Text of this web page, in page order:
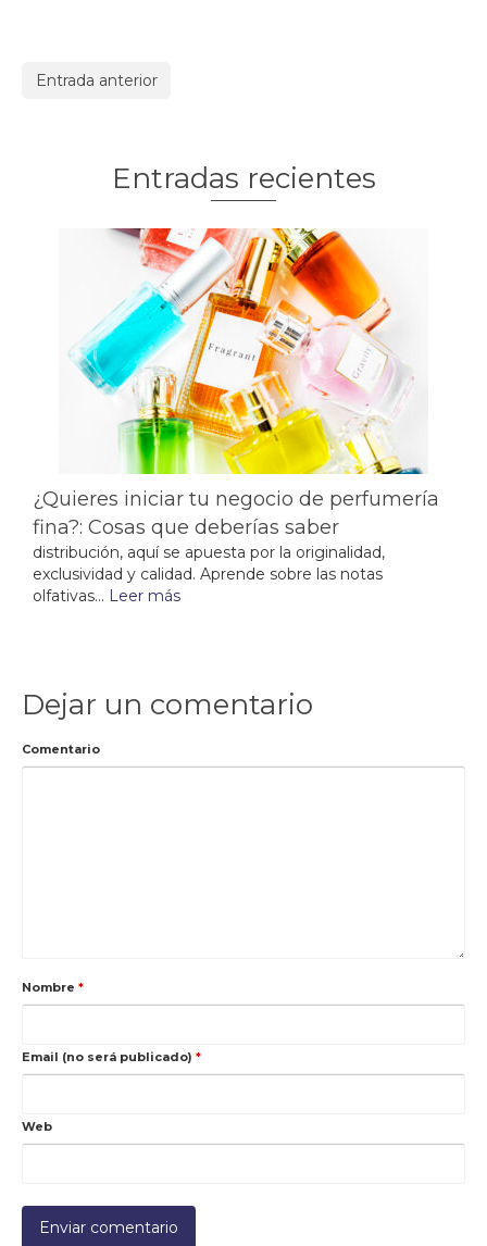
Entrada anterior
Entradas recientes
¿Quieres iniciar tu negocio de perfumería
fina?: Cosas que deberías saber
distribución, aquí se apuesta por la originalidad,
exclusividad y calidad. Aprende sobre las notas
olfativas... Leer más
Dejar un comentario
Comentario
Nombre *
Email (no será publicado) *
Web